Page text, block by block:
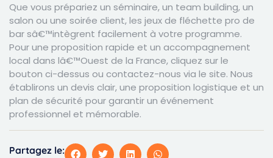
Que vous prépariez un séminaire, un team building, un
salon ou une soirée client, les jeux de fléchette pro de
bar sâ€™intègrent facilement à votre programme.
Pour une proposition rapide et un accompagnement
local dans lâ€™Ouest de la France, cliquez sur le
bouton ci-dessus ou contactez-nous via le site. Nous
établirons un devis clair, une proposition logistique et un
plan de sécurité pour garantir un événement
professionnel et mémorable.
Partagez le: